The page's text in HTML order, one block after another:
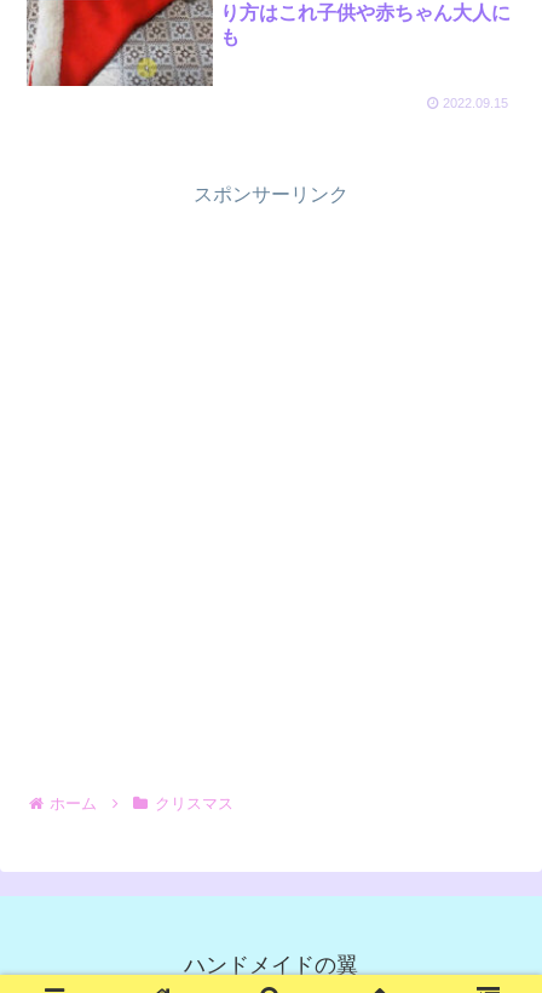
り方はこれ子供や赤ちゃん大人に
も
2022.09.15
スポンサーリンク
ホーム クリスマス
ハンドメイドの翼